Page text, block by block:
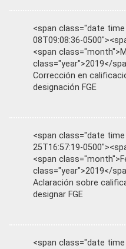
<span class="date
08T09:08:36-
<span
class="year">2019</
Corrección en
designación FGE
<span class="date
25T16:57:19-
<span
class="year">2019</
Aclaración sobre
designar FGE
<span class="date